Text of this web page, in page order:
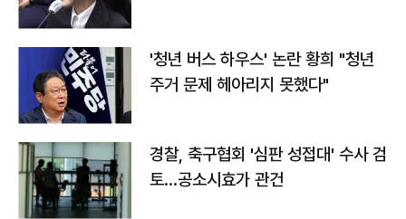
'청년 버스 하우스' 논란 황희 "청년
주거 문제 헤아리지 못했다"
경찰, 축구협회 '심판 성접대' 수사 검
토…공소시효가 관건